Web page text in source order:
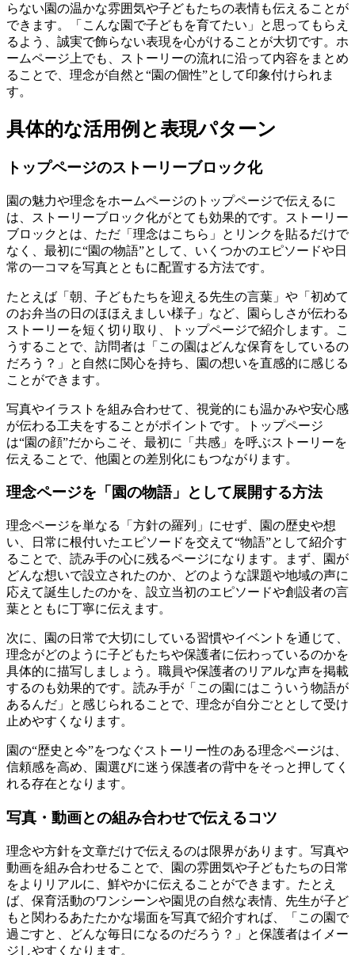
らない園の温かな雰囲気や子どもたちの表情も伝えることが
できます。「こんな園で子どもを育てたい」と思ってもらえ
るよう、誠実で飾らない表現を心がけることが大切です。ホ
ームページ上でも、ストーリーの流れに沿って内容をまとめ
ることで、 理念が自然と“園の個性”として印象付けられま
す。
具体的な活用例と表現パターン
トップページのストーリーブロック化
園の魅力や理念をホームページのトップページで伝えるに
は、ストーリーブロック化がとても効果的です。ストーリー
ブロックとは、ただ「理念はこちら」とリンクを貼るだけで
なく、最初に“園の物語”として、いくつかのエピソードや日
常の一コマを写真とともに配置する方法です。
たとえば「朝、子どもたちを迎える先生の言葉」や「初めて
のお弁当の日のほほえましい様子」など、園らしさが伝わる
ストーリーを短く切り取り、トップページで紹介します。こ
うすることで、訪問者は「この園はどんな保育をしているの
だろう？」と自然に関心を持ち、園の想いを直感的に感じる
ことができます。
写真やイラストを組み合わせて、視覚的にも温かみや安心感
が伝わる工夫をすることがポイントです。
トップページ
は“園の顔”だからこそ、最初に「共感」を呼ぶストーリーを
伝えることで、他園との差別化にもつながります。
理念ページを「園の物語」として展開する方法
理念ページを単なる「方針の羅列」にせず、園の歴史や想
い、日常に根付いたエピソードを交えて“物語”として紹介す
ることで、読み手の心に残るページになります。まず、園が
どんな想いで設立されたのか、どのような課題や地域の声に
応えて誕生したのかを、設立当初のエピソードや創設者の言
葉とともに丁寧に伝えます。
次に、園の日常で大切にしている習慣やイベントを通じて、
理念がどのように子どもたちや保護者に伝わっているのかを
具体的に描写しましょう。職員や保護者のリアルな声を掲載
するのも効果的です。読み手が「この園にはこういう物語が
あるんだ」と感じられることで、理念が自分ごととして受け
止めやすくなります。
園の“歴史と今”をつなぐストーリー性のある理念ページは、
信頼感を高め、園選びに迷う保護者の背中をそっと押してく
れる存在となります。
写真・動画との組み合わせで伝えるコツ
理念や方針を文章だけで伝えるのは限界があります。写真や
動画を組み合わせることで、園の雰囲気や子どもたちの日常
をよりリアルに、鮮やかに伝えることができます。たとえ
ば、保育活動のワンシーンや園児の自然な表情、先生が子ど
もと関わるあたたかな場面を写真で紹介すれば、「この園で
過ごすと、どんな毎日になるのだろう？」と保護者はイメー
ジしやすくなります。